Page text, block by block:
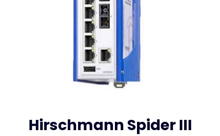
Hirschmann Spider III